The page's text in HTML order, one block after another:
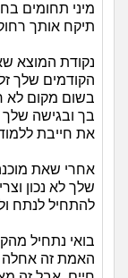
מיני תחומים
תיקח אותך
נקודת המוצא
הקודמים שלך
בשום מקום לא
בך ובגישה שלך
את חייבת
אחרי שאת
שלך לא נכון
להתחיל לנתח
בואי נתחיל
האמת זה אחלה